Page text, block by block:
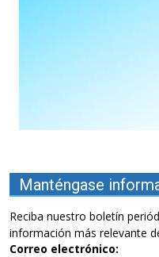
Manténgase
Reciba nuestro boletín
información más relevante
Correo electrónico: